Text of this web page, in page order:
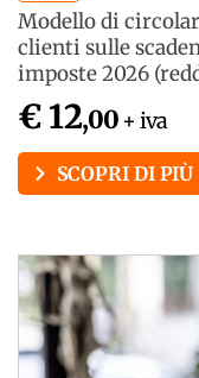
Modello di
clienti sulle
imposte 2026
€ 12,00 + iva
SCOPRI DI PIÙ